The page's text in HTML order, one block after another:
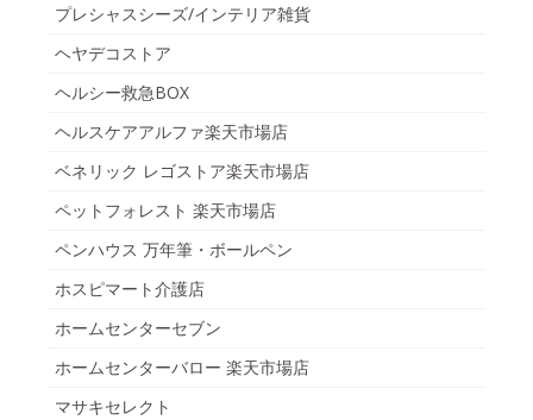
プレシャスシーズ/インテリア雑貨
ヘヤデコストア
ヘルシー救急BOX
ヘルスケアアルファ楽天市場店
ベネリック レゴストア楽天市場店
ペットフォレスト 楽天市場店
ペンハウス 万年筆・ボールペン
ホスピマート介護店
ホームセンターセブン
ホームセンターバロー 楽天市場店
マサキセレクト